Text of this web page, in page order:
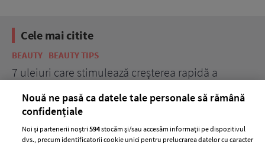
Cele mai citite
BEAUTY BEAUTY TIPS
7 uleiuri care stimulează creșterea rapidă a
Nouă ne pasă ca datele tale personale să rămână
confidențiale
Noi și partenerii noștri594stocăm și/sau accesăm informații pe dispozitivul
dvs., precum identificatorii cookie unici pentru prelucrarea datelor cu caracter